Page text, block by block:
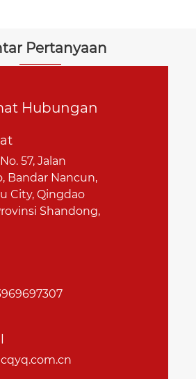
Pertanyaan
Hubungan
57, Jalan
Bandar Nancun,
City, Qingdao
Shandong,